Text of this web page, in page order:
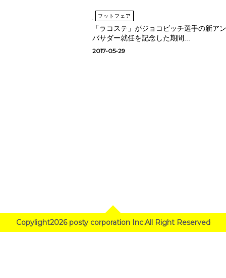
フットフェア
「ラコステ」がジョコビッチ選手の新アン
バサダー就任を記念した期間...
2017-05-29
Copylight2026 posty corporation Inc.All Right Reserved